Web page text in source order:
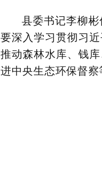
县委书记李柳
要深入学习贯彻习
推动森林水库、钱
进中央生态环保督